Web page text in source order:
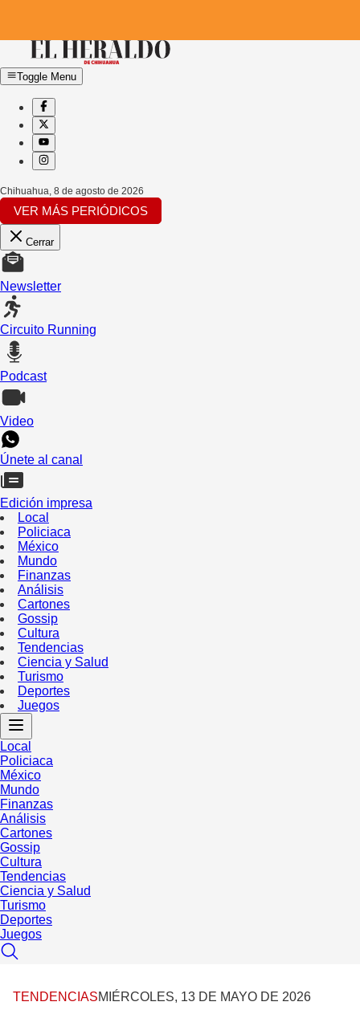
Toggle Menu
Chihuahua 8 de agosto de 2026
VER MÁS PERIÓDICOS
Cerrar
Newsletter
Circuito Running
Podcast
Video
Únete al canal
Edición impresa
Local
Policiaca
México
Mundo
Finanzas
Análisis
Cartones
Gossip
Cultura
Tendencias
Ciencia y Salud
Turismo
Deportes
Juegos
Local
Policiaca
México
Mundo
Finanzas
Análisis
Cartones
Gossip
Cultura
Tendencias
Ciencia y Salud
Turismo
Deportes
Juegos
TENDENCIASMIÉRCOLES, 13 DE MAYO DE 2026